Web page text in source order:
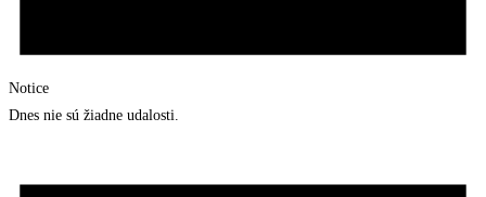
Notice
Dnes nie sú žiadne udalosti.